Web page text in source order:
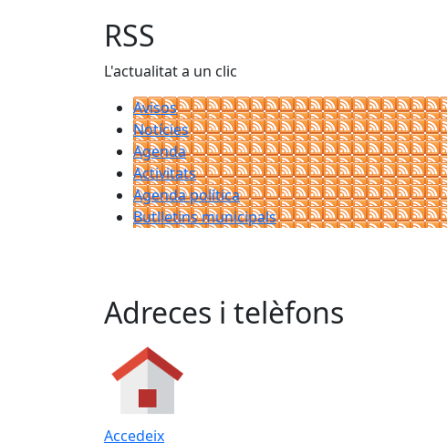
RSS
L'actualitat a un clic
Avisos
Notícies
Agenda
Activitats
Agenda política
Butlletins municipals
Adreces i telèfons
Accedeix